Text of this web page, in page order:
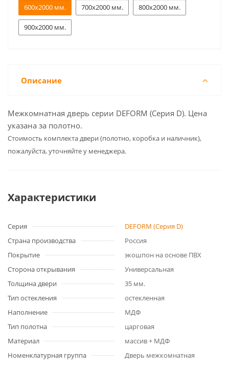
600x2000 мм.
700x2000 мм. 800x2000 мм.
900x2000 мм.
Описание
Межкомнатная дверь серии DEFORM (Серия D). Цена
указана за полотно.
Cтоимость комплекта двери (полотно, коробка и наличник),
пожалуйста, уточняйте у менеджера.
Характеристики
Серия
DEFORM (Серия D)
Страна производства
Россия
Покрытие
экошпон на основе ПВХ
Сторона открывания
Универсальная
Толщина двери
35 мм.
Тип остекления
остекленная
Наполнение
МДФ
Тип полотна
царговая
Материал
массив + МДФ
Номенклатурная группа
Дверь межкомнатная